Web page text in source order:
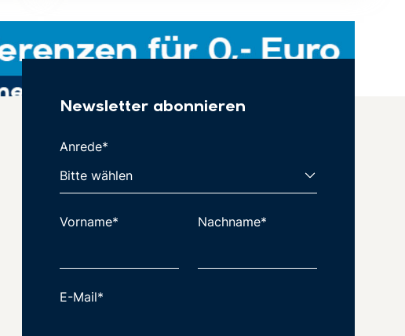
Newsletter abonnieren
Anrede*
Vorname* Nachname*
E-Mail*